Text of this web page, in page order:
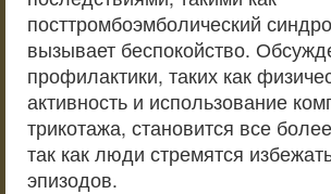
посттромбоэмболический
вызывает беспокойство.
профилактики, таких как
активность и использование
трикотажа, становится все
так как люди стремятся
эпизодов.